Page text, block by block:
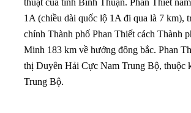
1A (chiều dài quốc lộ 1A đi qua là 7 km),
chính Thành phố Phan Thiết cách Thành
Minh 183 km về hướng đông bắc. Phan
thị Duyên Hải Cực Nam Trung Bộ, thuộc
Trung Bộ.